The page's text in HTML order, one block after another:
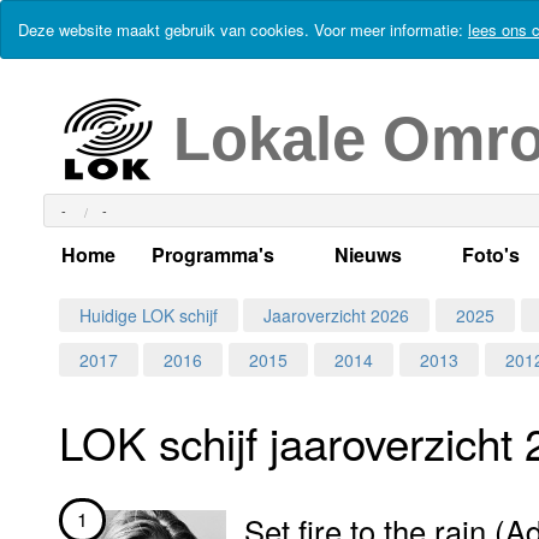
Deze website maakt gebruik van cookies. Voor meer informatie: lees ons
Lokale
- -
Home Programma's
Alle dagen
Weekschema
Woensdag
Alle programma's
Uitzending gemist?
Nieuws
Actueel Lokaal
LOK nieuws
RSS feed
Foto's
Huidige LOK schijf Jaaroverzicht 2026 2025
2017
2016 2015 2014 2013
LOK schijf jaar­over­zicht
1